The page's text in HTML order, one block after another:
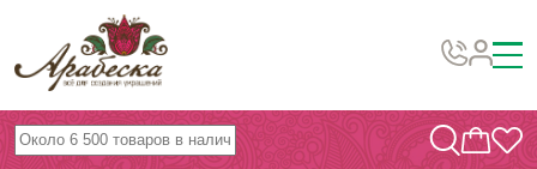
Бусины, подвески, декор